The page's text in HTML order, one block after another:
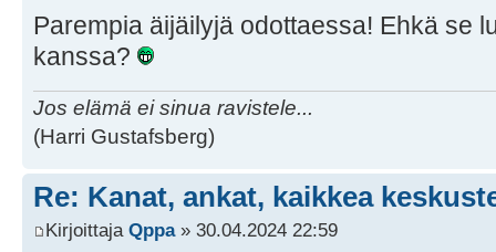
Parempia äijäilyjä odottaessa! Ehkä se
kanssa?
Jos elämä ei sinua ravistele...
(Harri Gustafsberg)
Re: Kanat, ankat, kaikkea
Kirjoittaja Qppa» 30.04.2024 22:59